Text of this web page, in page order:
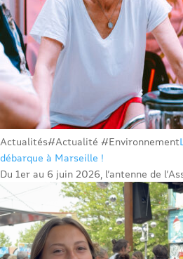
Actualités#Actualité #Environnement
débarque à Marseille !
Du 1er au 6 juin 2026, l’antenne de